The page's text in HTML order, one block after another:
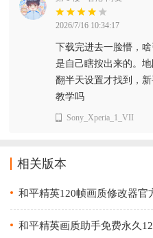
2026/7/16 10:34:17
下载完进去一脸懵，
是自己瞎按出来的。
翻半天设置才找到，
教学吗
Sony_Xperia_1_VII
相关版本
和平精英120帧画质修改器官
助手)v1.0.8.5 安卓版
和平精英画质助手免费永久